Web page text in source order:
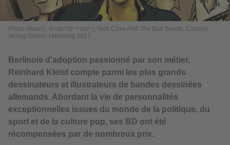
Photo (detail): © ריינהרד קלייסט, Nick Cave And The Bad Seeds, Carlsen
Verlag GmbH, Hamburg 2017
Berlinois d’adoption passionné par son métier,
Reinhard Kleist compte parmi les plus grands
dessinateurs et illustrateurs de bandes dessinées
allemands. Abordant la vie de personnalités
exceptionnelles issues du monde de la politique, du
sport et de la culture pop, ses BD ont été
récompensées par de nombreux prix.